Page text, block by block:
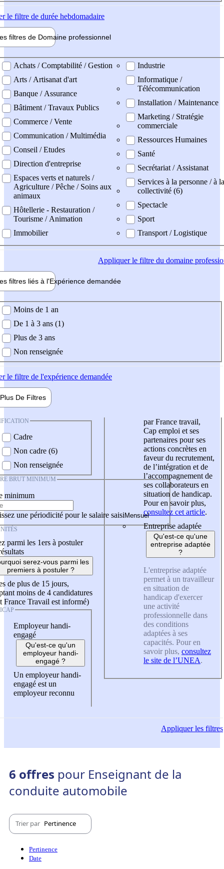
le filtre de durée hebdomadaire
filtres de Domaine professionnel
professionel
Achats / Comptabilité / Gestion
Arts / Artisanat d'art
Banque / Assurance
Bâtiment / Travaux Publics
Commerce / Vente
Communication / Multimédia
Conseil / Etudes
Direction d'entreprise
Espaces verts et naturels /
Agriculture / Pêche / Soins aux
animaux
Hôtellerie - Restauration /
Tourisme / Animation
Immobilier
Industrie
Informatique /
Télécommunication
Installation / Maintenance
Marketing / Stratégie
commerciale
Ressources Humaines
Santé
Secrétariat / Assistanat
Services à la personne / à la
collectivité (6)
Spectacle
Sport
Transport / Logistique
Appliquerle filtre du domaine
filtres liés à l'Expérience demandée
demandée
Moins de 1 an
De 1 à 3 ans (1)
Plus de 3 ans
Non renseignée
le filtre de l'expérience demandée
Plus De Filtres
Cadre
Non cadre (6)
Non renseignée
BRUT MINIMUM
minimum
une périodicité pour le salaire saisi
parmi les 1ers à postuler
serez-vous parmi les
premiers à postuler ?
de plus de 15 jours,
moins de 4 candidatures
France Travail est informé)
Employeur handi-
engagé
Qu'est-ce qu'un
employeur handi-
engagé ?
Un employeur handi-
engagé est un
employeur reconnu
par France travail,
Cap emploi et ses
partenaires pour ses
actions concrètes en
faveur du recrutement,
de l’intégration et de
l’accompagnement de
ses collaborateurs en
situation de handicap.
Pour en savoir plus,
consultez cet article.
Entreprise adaptée
Qu'est-ce qu'une
entreprise adaptée
?
L'entreprise adaptée
permet à un travailleur
en situation de
handicap d'exercer
une activité
professionnelle dans
des conditions
adaptées à ses
capacités. Pour en
savoir plus, consultez
le site de l’UNEA.
Appliquerles filtres
6 offres pour Enseignant de la
conduite automobile
Trier par Pertinence
Pertinence
Date